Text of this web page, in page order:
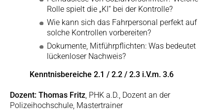
Rolle spielt die „KI“ bei der Kontrolle?
Wie kann sich das Fahrpersonal perfekt auf
solche Kontrollen vorbereiten?
Dokumente, Mitführpflichten: Was bedeutet
lückenloser Nachweis?
Kenntnisbereiche 2.1 / 2.2 / 2.3 i.V.m. 3.6
Dozent: Thomas Fritz, PHK a.D., Dozent an der
Polizeihochschule, Mastertrainer